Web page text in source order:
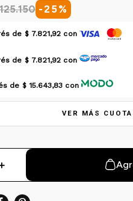
125.150 -25%
de $ 7.821,92 con
de $ 7.821,92 con
de $ 15.643,83 con
VER MÁS